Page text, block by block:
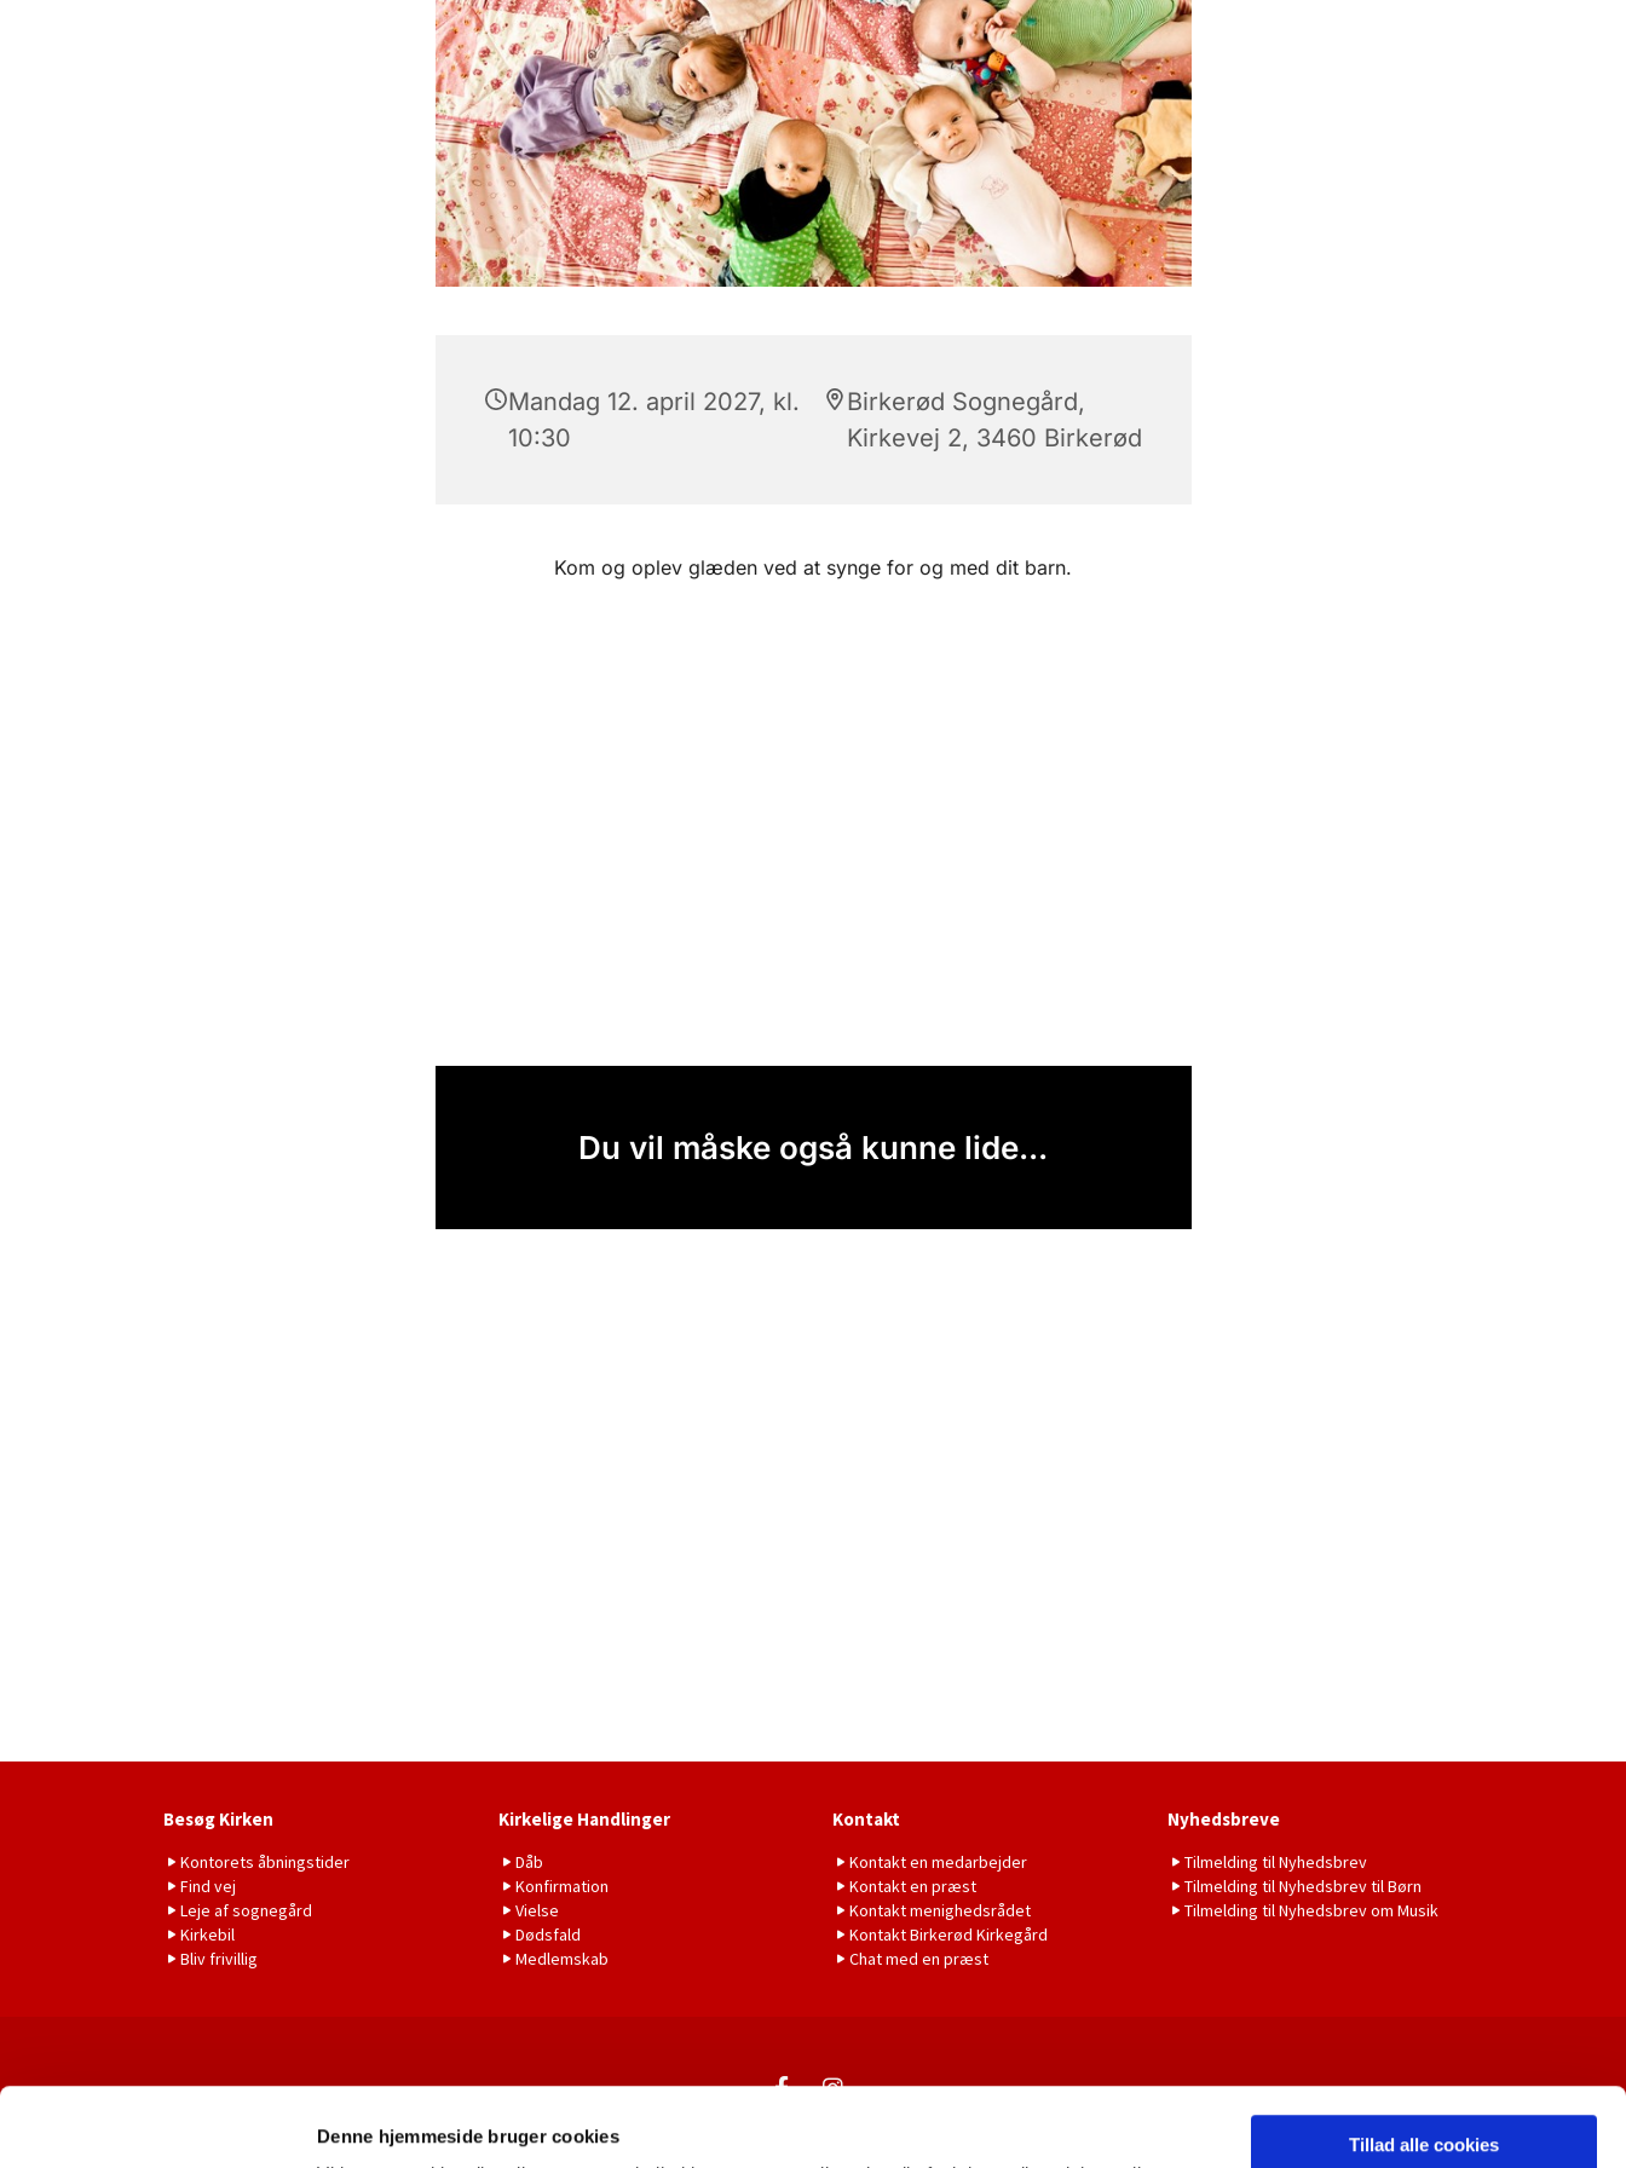
Denne hjemmeside bruger cookies
Tillad alle cookies
Mandag 12. april 2027, kl.
10:30
Birkerød Sognegård,
Kirkevej 2, 3460 Birkerød
Kom og oplev glæden ved at synge for og med dit barn.
Du vil måske også kunne lide...
Besøg Kirken
Kontorets åbningstider
Find vej
Leje af sognegård
Kirkebil
Bliv frivillig
Kirkelige Handlinger
Dåb
Konfirmation
Vielse
Dødsfald
Medlemskab
Kontakt
Kontakt en medarbejder
Kontakt en præst
Kontakt menighedsrådet
Kontakt Birkerød Kirkegård
Chat med en præst
Nyhedsbreve
Tilmelding til Nyhedsbrev
Tilmelding til Nyhedsbrev til Børn
Tilmelding til Nyhedsbrev om Musik